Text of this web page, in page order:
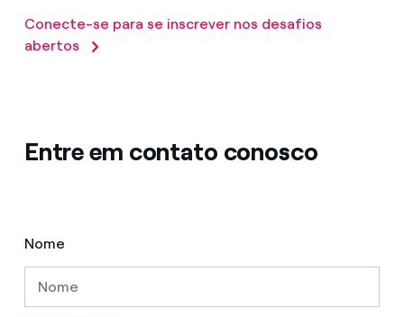
Conecte-se para se inscrever nos desafios
abertos
Entre em contato conosco
Nome